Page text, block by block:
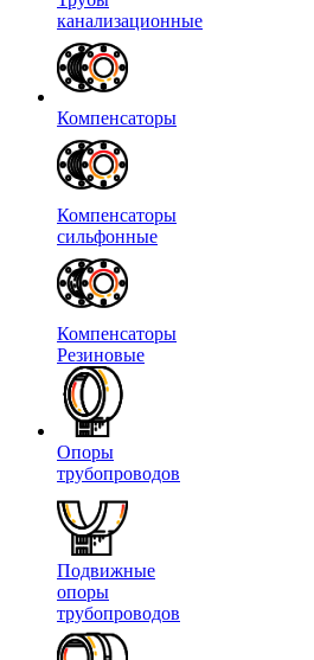
канализационные
Компенсаторы
Компенсаторы
сильфонные
Компенсаторы
Резиновые
Опоры
трубопроводов
Подвижные
опоры
трубопроводов